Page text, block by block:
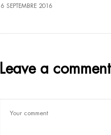
6 SEPTEMBRE 2016
Leave a comment